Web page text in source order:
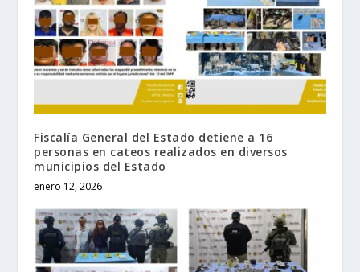
Fiscalía General del Estado detiene a 16
personas en cateos realizados en diversos
municipios del Estado
enero 12, 2026